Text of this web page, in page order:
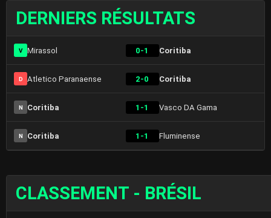
DERNIERS RÉSULTATS
V Mirassol 0-1 Coritiba
D Atletico Paranaense 2-0 Coritiba
N Coritiba 1-1 Vasco DA Gama
N Coritiba 1-1 Fluminense
CLASSEMENT - BRÉSIL